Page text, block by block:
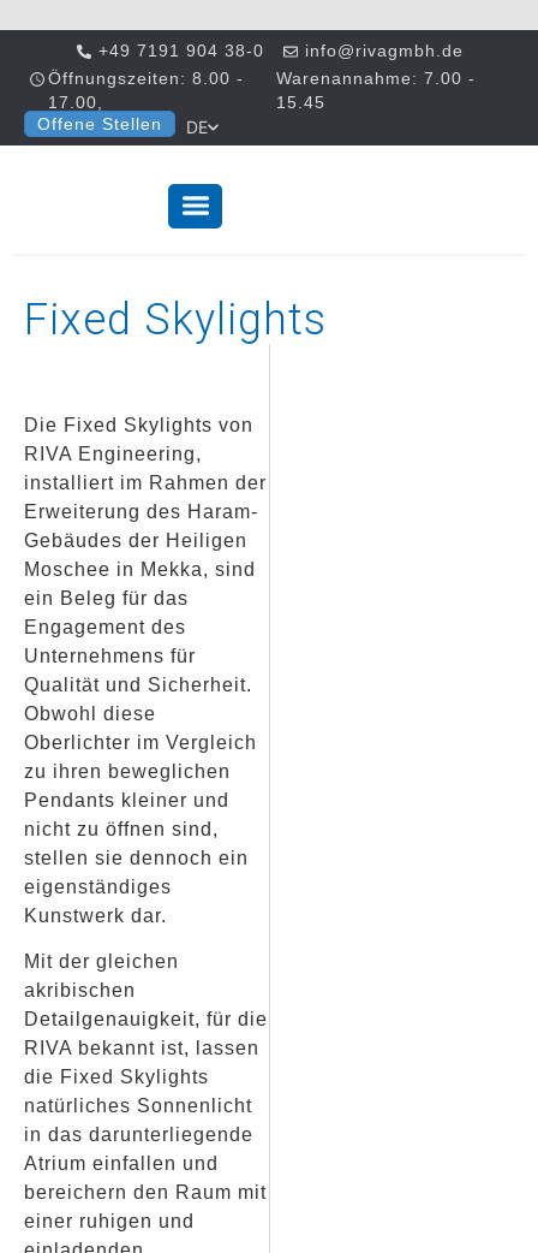
+49 7191 904 38-0
info@rivagmbh.de
Öffnungszeiten: 8.00 -
17.00,
Warenannahme: 7.00 -
15.45
Offene Stellen
DE
Fixed Skylights
Die Fixed Skylights von
RIVA Engineering,
installiert im Rahmen der
Erweiterung des Haram-
Gebäudes der Heiligen
Moschee in Mekka, sind
ein Beleg für das
Engagement des
Unternehmens für
Qualität und Sicherheit.
Obwohl diese
Oberlichter im Vergleich
zu ihren beweglichen
Pendants kleiner und
nicht zu öffnen sind,
stellen sie dennoch ein
eigenständiges
Kunstwerk dar.
Mit der gleichen
akribischen
Detailgenauigkeit, für die
RIVA bekannt ist, lassen
die Fixed Skylights
natürliches Sonnenlicht
in das darunterliegende
Atrium einfallen und
bereichern den Raum mit
einer ruhigen und